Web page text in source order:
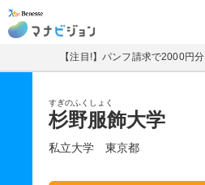
マナビジョン
【注目!】パンフ請求で2000円
すぎのふくしょく
杉野服飾大学
私立大学 東京都